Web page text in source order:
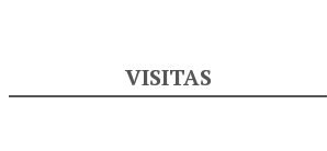
VISITAS